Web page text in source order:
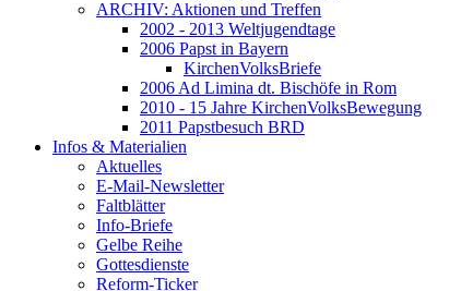
ARCHIV: Aktionen und Treffen
2002 - 2013 Weltjugendtage
2006 Papst in Bayern
KirchenVolksBriefe
2006 Ad Limina dt. Bischöfe in Rom
2010 - 15 Jahre KirchenVolksBewegung
2011 Papstbesuch BRD
Infos & Materialien
Aktuelles
E-Mail-Newsletter
Faltblätter
Info-Briefe
Gelbe Reihe
Gottesdienste
Reform-Ticker